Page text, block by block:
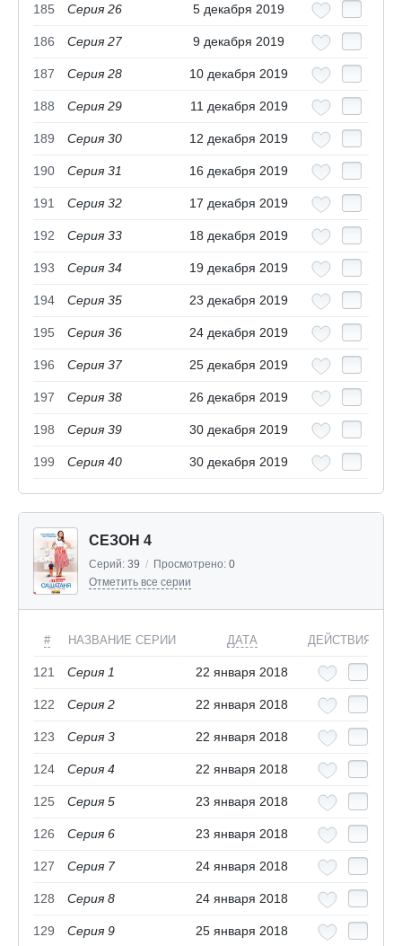
185 Серия 26 5 декабря 2019
186 Серия 27 9 декабря 2019
187 Серия 28 10 декабря 2019
188 Серия 29 11 декабря 2019
189 Серия 30 12 декабря 2019
190 Серия 31 16 декабря 2019
191 Серия 32 17 декабря 2019
192 Серия 33 18 декабря 2019
193 Серия 34 19 декабря 2019
194 Серия 35 23 декабря 2019
195 Серия 36 24 декабря 2019
196 Серия 37 25 декабря 2019
197 Серия 38 26 декабря 2019
198 Серия 39 30 декабря 2019
199 Серия 40 30 декабря 2019
СЕЗОН 4
Серий: 39 / Просмотрено: 0
Отметить все серии
# НАЗВАНИЕ СЕРИИ ДАТА ДЕЙСТВИЯ
121 Серия 1 22 января 2018
122 Серия 2 22 января 2018
123 Серия 3 22 января 2018
124 Серия 4 22 января 2018
125 Серия 5 23 января 2018
126 Серия 6 23 января 2018
127 Серия 7 24 января 2018
128 Серия 8 24 января 2018
129 Серия 9 25 января 2018